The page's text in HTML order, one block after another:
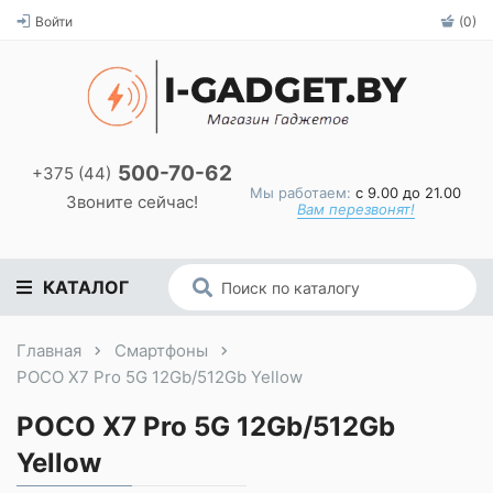
Войти (0)
+375 (44) 500-70-62
Звоните сейчас! Мы работаем: с 9.00 до 21.00
Вам перезвонят!
КАТАЛОГ
Главная
Смартфоны
POCO X7 Pro 5G 12Gb/512Gb Yellow
POCO X7 Pro 5G 12Gb/512Gb
Yellow